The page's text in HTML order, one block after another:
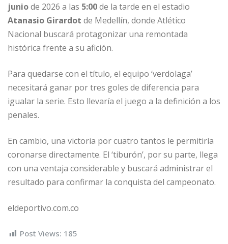
juniode 2026 a las 5:00de la tarde en el estadio
Atanasio Girardot de Medellín, donde Atlético
Nacional buscará protagonizar una remontada
histórica frente a su afición.
Para quedarse con el título, el equipo ‘verdolaga’
necesitará ganar por tres goles de diferencia para
igualar la serie. Esto llevaría el juego a la definición a los
penales.
En cambio, una victoria por cuatro tantos le permitiría
coronarse directamente. El ‘tiburón’, por su parte, llega
con una ventaja considerable y buscará administrar el
resultado para confirmar la conquista del campeonato.
eldeportivo.com.co
Post Views: 185